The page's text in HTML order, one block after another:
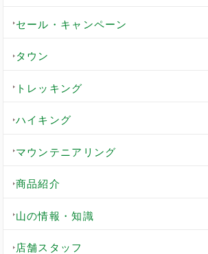
セール・キャンペーン
タウン
トレッキング
ハイキング
マウンテニアリング
商品紹介
山の情報・知識
店舗スタッフ